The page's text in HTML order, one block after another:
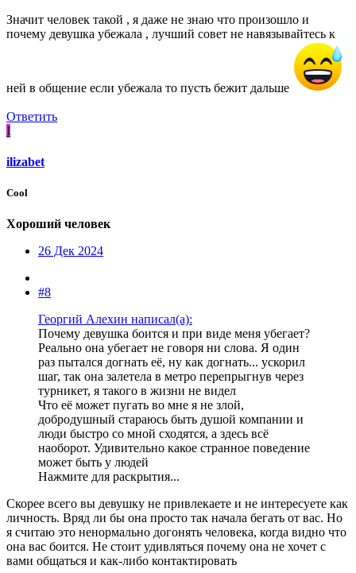
Значит человек такой , я даже не знаю что произошло и
почему девушка убежала , лучший совет не навязывайтесь к
ней в общение если убежала то пусть бежит дальше
Ответить
I
ilizabet
Cool
Хороший человек
26 Дек 2024
#8
Георгий Алехин написал(а):
Почему девушка боится и при виде меня убегает?
Реально она убегает не говоря ни слова. Я один
раз пытался догнать её, ну как догнать... ускорил
шаг, так она залетела в метро перепрыгнув через
турникет, я такого в жизни не видел
Что её может пугать во мне я не злой,
добродушный стараюсь быть душой компании и
люди быстро со мной сходятся, а здесь всё
наоборот. Удивительно какое странное поведение
может быть у людей
Нажмите для раскрытия...
Скорее всего вы девушку не привлекаете и не интересуете как
личность. Вряд ли бы она просто так начала бегать от вас. Но
я считаю это ненормально догонять человека, когда видно что
она вас боится. Не стоит удивляться почему она не хочет с
вами общаться и как-либо контактировать